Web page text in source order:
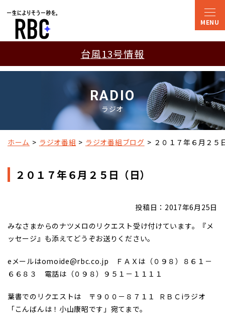
台風13号情報
RADIO
ラジオ
ホーム ラジオ番組 ラジオ番組ブログ ２０１７年６月２５
２０１７年６月２５日（日）
投稿日：2017年6月25日
みなさまからのナツメロのリクエスト受け付けています。『メ
ッセージ』も添えてどうぞお送りください。
eメールはomoide@rbc.co.jp ＦＡＸは（０９８）８６１－
６６８３ 電話は（０９８）９５１－１１１１
葉書でのリクエストは 〒９００－８７１１ ＲＢＣiラジオ
「こんばんは！小山康昭です」宛てまで。